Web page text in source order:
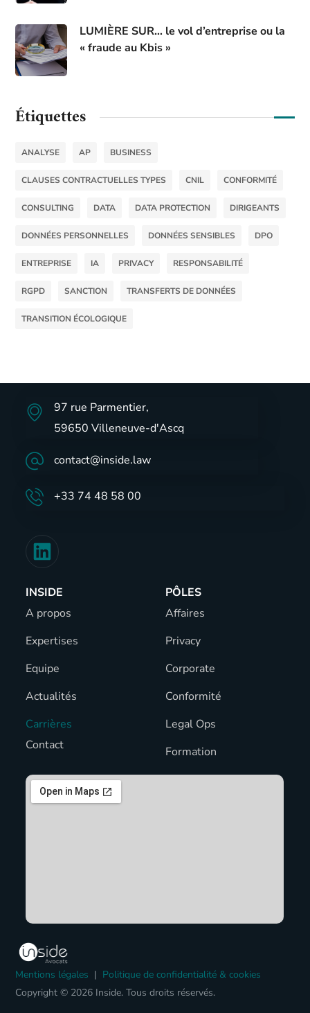
LUMIÈRE SUR… le vol d’entreprise ou la
« fraude au Kbis »
Étiquettes
ANALYSE AP BUSINESS
CLAUSES CONTRACTUELLES TYPES CNIL CONFORMITÉ
CONSULTING DATA DATA PROTECTION DIRIGEANTS
DONNÉES PERSONNELLES DONNÉES SENSIBLES DPO
ENTREPRISE IA PRIVACY RESPONSABILITÉ
RGPD SANCTION TRANSFERTS DE DONNÉES
TRANSITION ÉCOLOGIQUE
97 rue Parmentier,
59650 Villeneuve-d'Ascq
contact@inside.law
+33 74 48 58 00
INSIDE
A propos
Expertises
Equipe
Actualités
Carrières
Contact
PÔLES
Affaires
Privacy
Corporate
Conformité
Legal Ops
Formation
Mentions légales | Politique de confidentialité & cookies
Copyright © 2026 Inside. Tous droits réservés.